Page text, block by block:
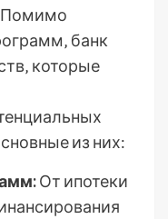
Помимо
банк
которые
из них:
От ипотеки